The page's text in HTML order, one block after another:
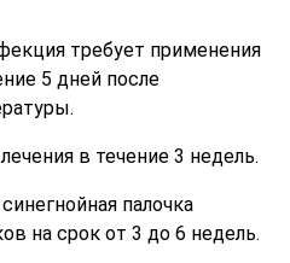
требует применения
5 дней после
в течение 3 недель.
палочка
на срок от 3 до 6 недель.